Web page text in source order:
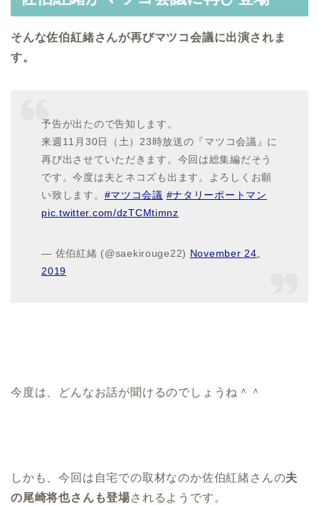
そんな佐伯紅緒さんが再びマツコ会議に出演されま
す。
予告が出たので告知します。
来週11月30日（土）23時放送の『マツコ会議』に
再び出させていただきます。今回は総集編だそう
です。今度は夫とネコズも出ます。よろしくお願
い致します。 #マツコ会議 #ナタリーポートマン
pic.twitter.com/dzTCMtimnz
— 佐伯紅緒 (@saekirouge22) November 24,
2019
今度は、どんなお話が聞けるのでしょうね＾＾
しかも、今回は自宅での取材なのか佐伯紅緒さんの夫
の尾崎将也さんも登場されるようです。